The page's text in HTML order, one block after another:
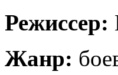
Режиссер:
Жанр: